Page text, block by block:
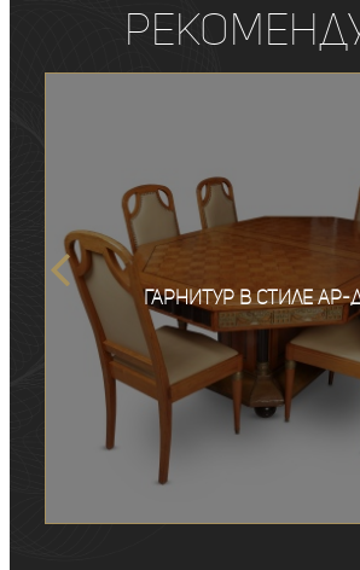
Гарнитур в стиле ар-